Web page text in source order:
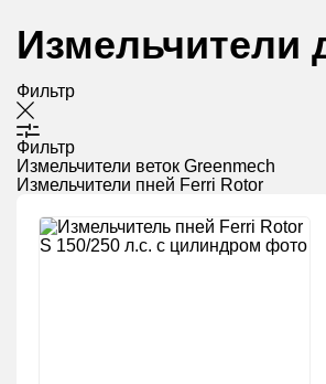
Измельчители
Фильтр
Фильтр
Измельчители веток Greenmech
Измельчители пней Ferri Rotor